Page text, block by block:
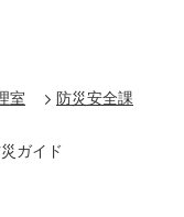
室 防災安全課
ガイド